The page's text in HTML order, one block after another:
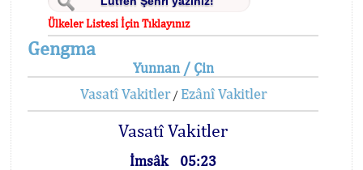
Ülkeler Listesi İçin Tıklayınız
Gengma
Yunnan / Çin
Vasatî Vakitler/ Ezânî Vakitler
Vasatî Vakitler
İmsâk
05:23